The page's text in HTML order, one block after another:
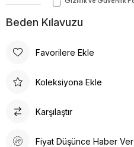
Beden Kılavuzu
Favorilere Ekle
Koleksiyona Ekle
Karşılaştır
Fiyat Düşünce Haber Ver